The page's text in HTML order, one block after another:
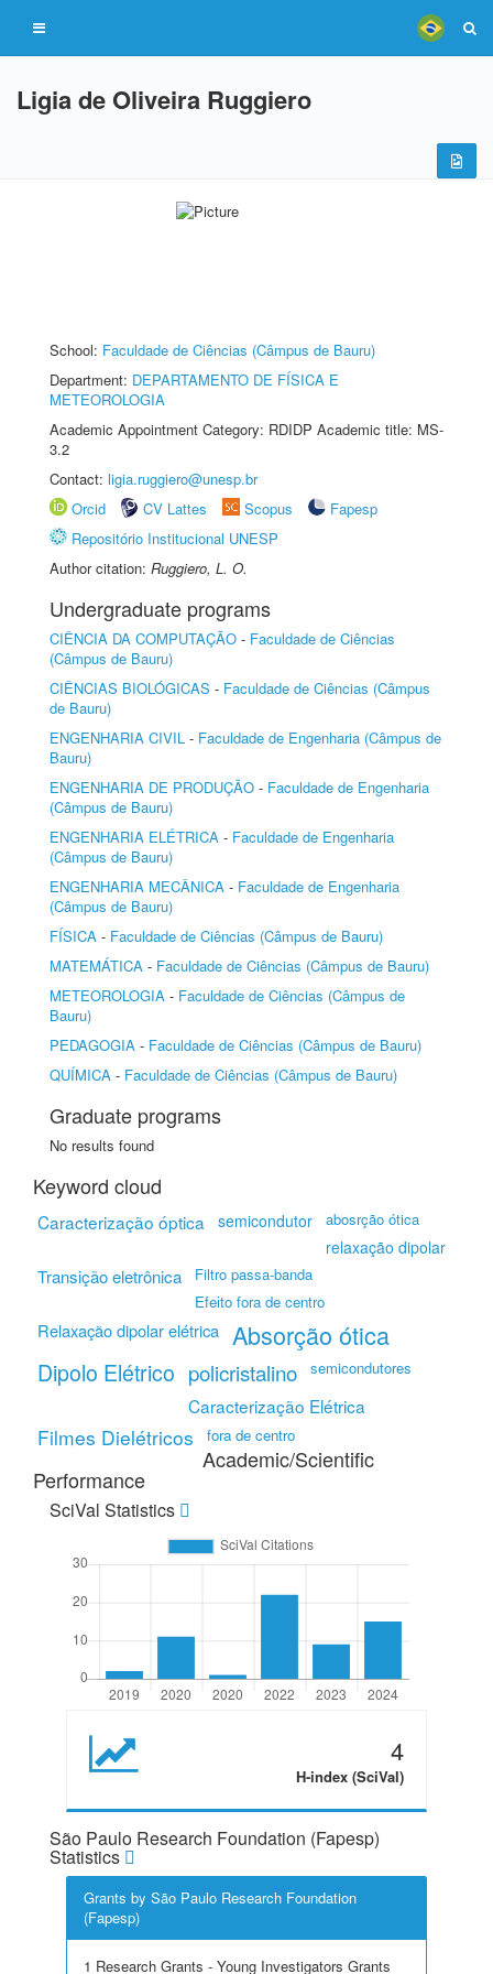
Ligia de Oliveira Ruggiero
School: Faculdade de Ciências (Câmpus de Bauru)
Department: DEPARTAMENTO DE FÍSICA E
METEOROLOGIA
Academic Appointment Category: RDIDP Academic title: MS-
3.2
Contact: ligia.ruggiero@unesp.br
Orcid
CV Lattes Scopus
Fapesp
Repositório Institucional UNESP
Author citation: Ruggiero, L. O.
Undergraduate programs
CIÊNCIA DA COMPUTAÇÃO - Faculdade de Ciências
(Câmpus de Bauru)
CIÊNCIAS BIOLÓGICAS - Faculdade de Ciências (Câmpus
de Bauru)
ENGENHARIA CIVIL - Faculdade de Engenharia (Câmpus de
Bauru)
ENGENHARIA DE PRODUÇÃO - Faculdade de Engenharia
(Câmpus de Bauru)
ENGENHARIA ELÉTRICA - Faculdade de Engenharia
(Câmpus de Bauru)
ENGENHARIA MECÂNICA - Faculdade de Engenharia
(Câmpus de Bauru)
FÍSICA - Faculdade de Ciências (Câmpus de Bauru)
MATEMÁTICA - Faculdade de Ciências (Câmpus de Bauru)
METEOROLOGIA - Faculdade de Ciências (Câmpus de
Bauru)
PEDAGOGIA - Faculdade de Ciências (Câmpus de Bauru)
QUÍMICA - Faculdade de Ciências (Câmpus de Bauru)
Graduate programs
No results found
Keyword cloud
Caracterização óptica semicondutor abosrção ótica
relaxação dipolar
Transição eletrônica
Filtro passa-banda
Efeito fora de centro
Relaxação dipolar elétrica Absorção ótica
Dipolo Elétrico policristalino semicondutores
Caracterização Elétrica
Filmes Dielétricos fora de centro
Academic/Scientific
Performance
SciVal Statistics
4
H-index (SciVal)
São Paulo Research Foundation (Fapesp)
Statistics
Grants by São Paulo Research Foundation
(Fapesp)
1 Research Grants - Young Investigators Grants